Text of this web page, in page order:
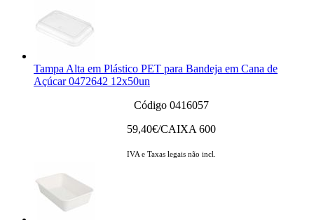
Tampa Alta em Plástico PET para Bandeja em Cana de
Açúcar 0472642 12x50un
Código 0416057
59,40€/CAIXA 600
IVA e Taxas legais não incl.